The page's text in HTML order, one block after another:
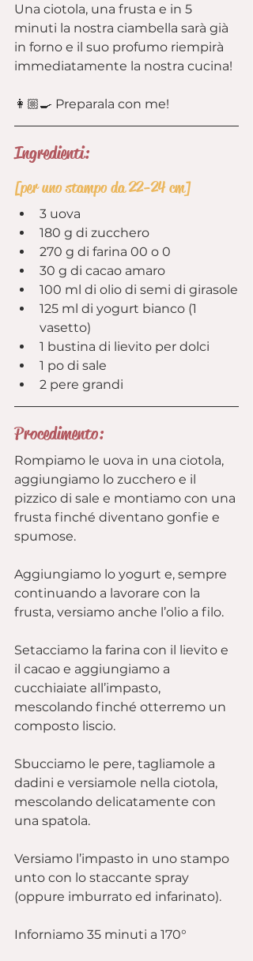
Una ciotola, una frusta e in 5
minuti la nostra ciambella sarà già
in forno e il suo profumo riempirà
immediatamente la nostra cucina!
👩🏼‍🍳 Preparala con me!
Ingredienti:
[per uno stampo da 22-24 cm]
3 uova
180 g di zucchero
270 g di farina 00 o 0
30 g di cacao amaro
100 ml di olio di semi di girasole
125 ml di yogurt bianco (1
vasetto)
1 bustina di lievito per dolci
1 po di sale
2 pere grandi
Procedimento:
Rompiamo le uova in una ciotola,
aggiungiamo lo zucchero e il
pizzico di sale e montiamo con una
frusta finché diventano gonfie e
spumose.
Aggiungiamo lo yogurt e, sempre
continuando a lavorare con la
frusta, versiamo anche l’olio a filo.
Setacciamo la farina con il lievito e
il cacao e aggiungiamo a
cucchiaiate all’impasto,
mescolando finché otterremo un
composto liscio.
Sbucciamo le pere, tagliamole a
dadini e versiamole nella ciotola,
mescolando delicatamente con
una spatola.
Versiamo l’impasto in uno stampo
unto con lo staccante spray
(oppure imburrato ed infarinato).
Inforniamo 35 minuti a 170°